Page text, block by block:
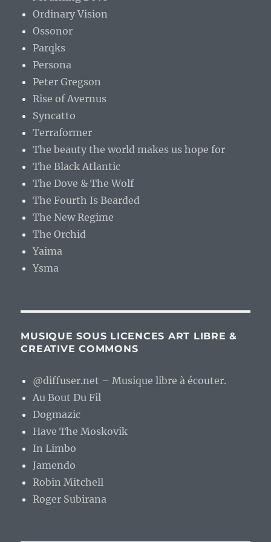
Ordinary Vision
Ossonor
Parqks
Persona
Peter Gregson
Rise of Avernus
Syncatto
Terraformer
The beauty the world makes us hope for
The Black Atlantic
The Dove & The Wolf
The Fourth Is Bearded
The New Regime
The Orchid
Yaima
Ysma
MUSIQUE SOUS LICENCES ART LIBRE &
CREATIVE COMMONS
@diffuser.net – Musique libre à écouter.
Au Bout Du Fil
Dogmazic
Have The Moskovik
In Limbo
Jamendo
Robin Mitchell
Roger Subirana